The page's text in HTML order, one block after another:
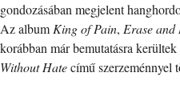
gondozásában megjelent
Az albumKing of Pain, Erase and
korábban már bemutatásra
Without Hatecímű szerzeménnyel